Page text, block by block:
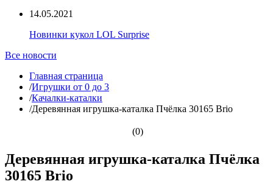
14.05.2021
Новинки кукол LOL Surprise
Все новости
Главная страница
/Игрушки от 0 до 3
/Качалки-каталки
/Деревянная игрушка-каталка Пчёлка 30165 Brio
(0)
Деревянная игрушка-каталка Пчёлка
30165 Brio